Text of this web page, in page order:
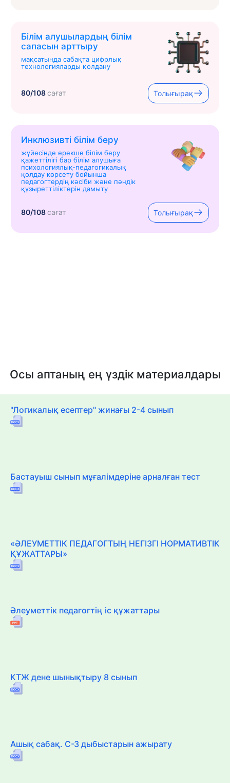
Білім алушылардың білім
сапасын арттыру
мақсатында сабақта цифрлық
технологияларды қолдану
80/108сағат Толығырақ
Инклюзивті білім беру
жүйесінде ерекше білім беру
қажеттілігі бар білім алушыға
психологиялық-педагогикалық
қолдау көрсету бойынша
педагогтердің кәсіби және пәндік
құзыреттіліктерін дамыту
80/108сағат Толығырақ
Осы аптаның ең үздік материалдары
"Логикалық есептер" жинағы 2-4 сынып
Бастауыш сынып мұғалімдеріне арналған тест
«ӘЛЕУМЕТТІК ПЕДАГОГТЫҢ НЕГІЗГІ НОРМАТИВТІК
ҚҰЖАТТАРЫ»
Әлеуметтік педагогтің іс құжаттары
КТЖ дене шынықтыру 8 сынып
Ашық сабақ. С-З дыбыстарын ажырату